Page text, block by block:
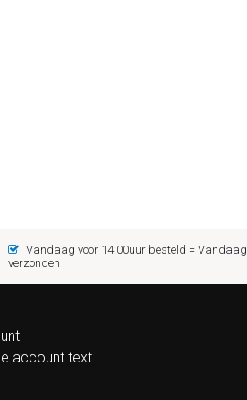
Vandaag voor 14:00uur besteld = Vandaag
verzonden